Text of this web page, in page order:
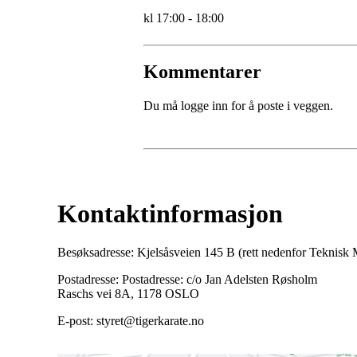
kl 17:00 - 18:00
Kommentarer
Du må logge inn for å poste i veggen.
Kontaktinformasjon
Besøksadresse: Kjelsåsveien 145 B (rett nedenfor Teknisk
Postadresse: Postadresse: c/o Jan Adelsten Røsholm
Raschs vei 8A, 1178 OSLO
E-post: styret@tigerkarate.no